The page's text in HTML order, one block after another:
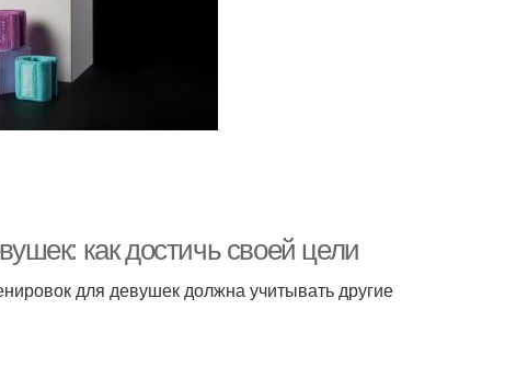
как достичь своей цели
для девушек должна учитывать другие